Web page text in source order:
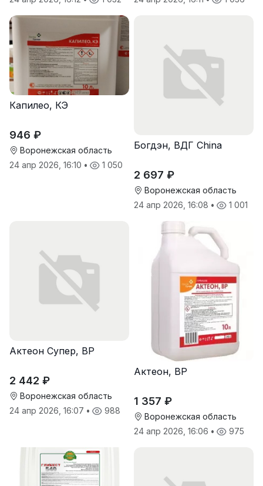
Капилео, КЭ
946 ₽
Воронежская область
24 апр 2026, 16:10 • 1 050
Богдэн, ВДГ China
2 697 ₽
Воронежская область
24 апр 2026, 16:08 • 1 001
Актеон Супер, ВР
2 442 ₽
Воронежская область
24 апр 2026, 16:07 • 988
Актеон, ВР
1 357 ₽
Воронежская область
24 апр 2026, 16:06 • 975